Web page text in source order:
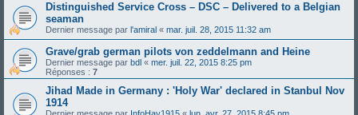
Distinguished Service Cross – DSC – Delivered to a Belgian
seaman
Dernier message par l'amiral « mar. juil. 28, 2015 11:32 am
Grave/grab german pilots von zeddelmann and Heine
Dernier message par bdl « mer. juil. 22, 2015 8:25 pm
Réponses : 7
Jihad Made in Germany : 'Holy War' declared in Stanbul Nov
1914